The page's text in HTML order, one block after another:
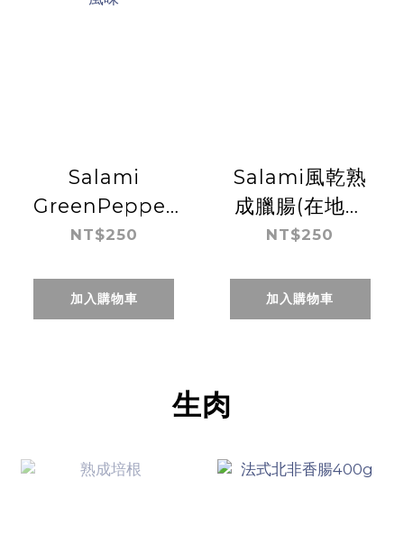
Salami
GreenPepper
風乾熟成臘腸
胡椒風味
NT$250
加入購物車
Salami風乾熟
成臘腸(在地製
作) - 原味
NT$250
加入購物車
生肉